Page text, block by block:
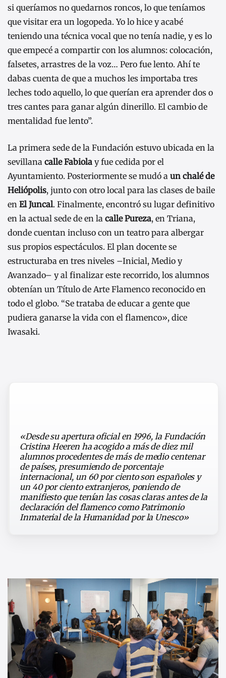
si queríamos no quedarnos roncos, lo que teníamos
que visitar era un logopeda. Yo lo hice y acabé
teniendo una técnica vocal que no tenía nadie, y es lo
que empecé a compartir con los alumnos: colocación,
falsetes, arrastres de la voz… Pero fue lento. Ahí te
dabas cuenta de que a muchos les importaba tres
leches todo aquello, lo que querían era aprender dos o
tres cantes para ganar algún dinerillo. El cambio de
mentalidad fue lento”.
La primera sede de la Fundación estuvo ubicada en la
sevillana calle Fabiola y fue cedida por el
Ayuntamiento. Posteriormente se mudó a un chalé de
Heliópolis, junto con otro local para las clases de baile
en El Juncal. Finalmente, encontró su lugar definitivo
en la actual sede de en la calle Pureza, en Triana,
donde cuentan incluso con un teatro para albergar
sus propios espectáculos. El plan docente se
estructuraba en tres niveles –Inicial, Medio y
Avanzado– y al finalizar este recorrido, los alumnos
obtenían un Título de Arte Flamenco reconocido en
todo el globo. “Se trataba de educar a gente que
pudiera ganarse la vida con el flamenco», dice
Iwasaki.
«Desde su apertura oficial en 1996, la Fundación
Cristina Heeren ha acogido a más de diez mil
alumnos procedentes de más de medio centenar
de países, presumiendo de porcentaje
internacional, un 60 por ciento son españoles y
un 40 por ciento extranjeros, poniendo de
manifiesto que tenían las cosas claras antes de la
declaración del flamenco como Patrimonio
Inmaterial de la Humanidad por la Unesco»